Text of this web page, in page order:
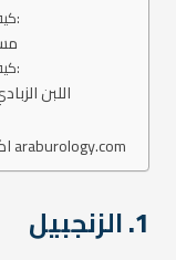
كيفية الاستخدام:
8.
كيفية الاستخدام:
9. اللبن
اكتشاف المزيد من araburology.com
1. الزنجبيل